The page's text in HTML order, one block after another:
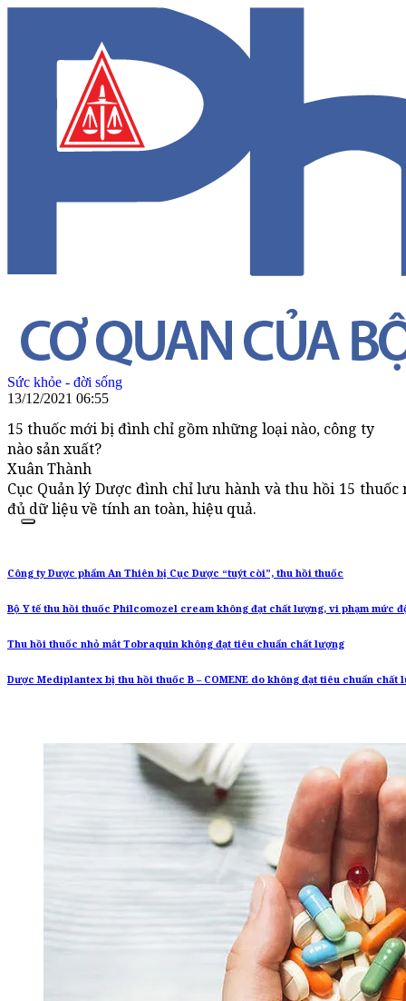
Sức khỏe - đời sống
13/12/2021 06:55
15 thuốc mới bị đình chỉ gồm những loại nào, công ty
nào sản xuất?
Xuân Thành
Cục Quản lý Dược đình chỉ lưu hành và thu hồi 15
đủ dữ liệu về tính an toàn, hiệu quả.
Công ty Dược phẩm An Thiên bị Cục Dược “tuýt còi”, thu hồi thuốc
Bộ Y tế thu hồi thuốc Philcomozel cream không đạt chất lượng, vi phạm mức
Thu hồi thuốc nhỏ mắt Tobraquin không đạt tiêu chuẩn chất lượng
Dược Mediplantex bị thu hồi thuốc B – COMENE do không đạt tiêu chuẩn chất